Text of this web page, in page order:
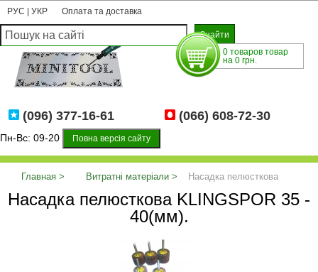
РУС УКР Оплата та доставка
0 товаров товар
на 0 грн.
(096) 377-16-61 (066) 608-72-30
Пн-Вс: 09-20 Повна версія сайту
Главная Витратні матеріали
Насадка пелюсткова
KLINGSPOR 35 - 40(мм).
Насадка пелюсткова KLINGSPOR 35 -
40(мм).